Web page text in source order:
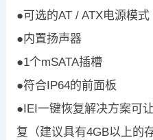
●可选的AT / ATX电源模式
●内置扬声器
●1个mSATA插槽
●符合IP64的前面板
●IEI一键恢复解决方案可
复（建议具有4GB以上的